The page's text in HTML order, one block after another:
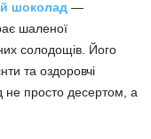
шоколад —
шаленої
солодощів. Його
та оздоровчі
не просто десертом, а